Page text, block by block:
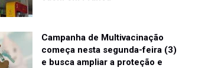
Campanha de Multivacinação
começa nesta segunda-feira (3)
e busca ampliar a proteção e